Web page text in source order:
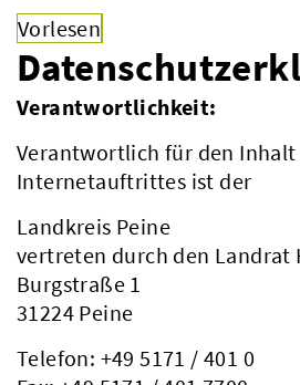
Vorlesen
Verantwortlichkeit:
Verantwortlich für den Inhalt
Internetauftrittes ist der
Landkreis Peine
vertreten durch den Landrat
Burgstraße 1
31224 Peine
Telefon: +49 5171 / 401 0